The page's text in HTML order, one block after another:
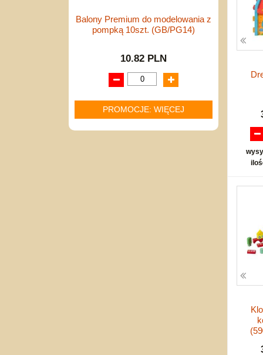
Balony Premium do modelowania z
pompką 10szt. (GB/PG14)
10.82 PLN
PROMOCJE: WIĘCEJ